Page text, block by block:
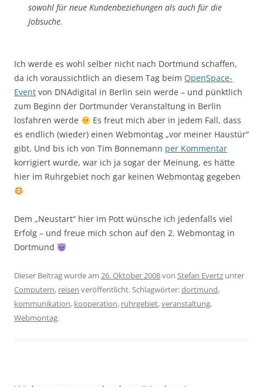
sowohl für neue Kundenbeziehungen als auch für die
Jobsuche.
Ich werde es wohl selber nicht nach Dortmund schaffen,
da ich voraussichtlich an diesem Tag beim OpenSpace-
Event von DNAdigital in Berlin sein werde – und pünktlich
zum Beginn der Dortmunder Veranstaltung in Berlin
losfahren werde
Es freut mich aber in jedem Fall, dass
es endlich (wieder) einen Webmontag „vor meiner Haustür“
gibt. Und bis ich von Tim Bonnemann per Kommentar
korrigiert wurde, war ich ja sogar der Meinung, es hätte
hier im Ruhrgebiet noch gar keinen Webmontag gegeben
Dem „Neustart“ hier im Pott wünsche ich jedenfalls viel
Erfolg – und freue mich schon auf den 2. Webmontag in
Dortmund
Dieser Beitrag wurde am 26. Oktober 2008von Stefan Evertz unter
Computern, reisen veröffentlicht. Schlagwörter:dortmund,
kommunikation, kooperation, ruhrgebiet,veranstaltung,
Webmontag.